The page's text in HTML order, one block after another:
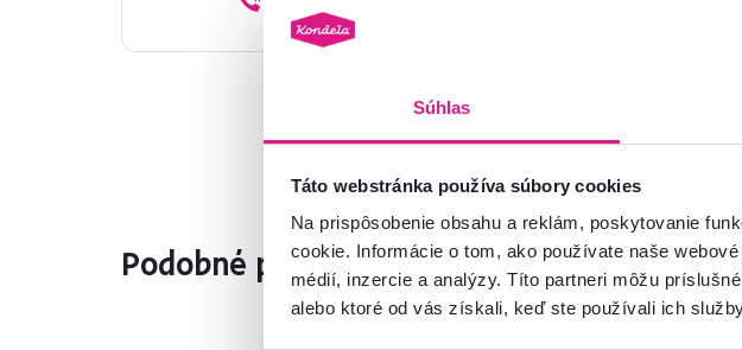
Súhlas
Táto webstránka používa súbory cookies
Na prispôsobenie obsahu a reklám, poskytovanie
cookie. Informácie o tom, ako používate naše
médií, inzercie a analýzy. Títo partneri môžu
alebo ktoré od vás získali, keď ste používali ich
Podobné produkty